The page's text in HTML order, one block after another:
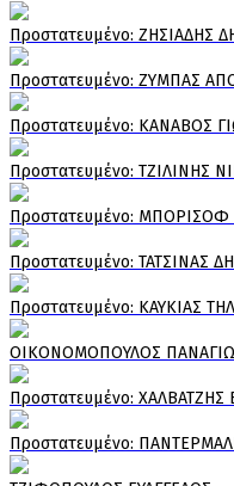
Πρoστατευμένο: ΖΗΣΙΑΔΗΣ
Πρoστατευμένο: ΖΥΜΠΑΣ
Πρoστατευμένο: ΚΑΝΑΒΟΣ
Πρoστατευμένο: ΤΖΙΛΙΝΗΣ
Πρoστατευμένο: ΜΠΟΡΙΣΟΦ
Πρoστατευμένο: ΤΑΤΣΙΝΑΣ
Πρoστατευμένο: ΚΑΥΚΙΑΣ
ΟΙΚΟΝΟΜΟΠΟΥΛΟΣ
Πρoστατευμένο: ΧΑΛΒΑΤΖΗΣ
Πρoστατευμένο: